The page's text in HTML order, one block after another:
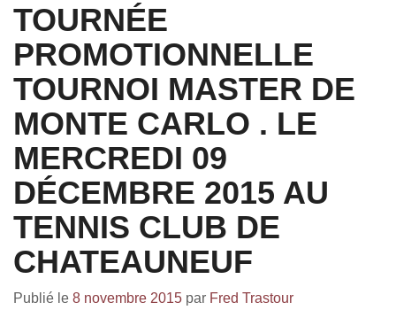
TOURNÉE
PROMOTIONNELLE
TOURNOI MASTER DE
MONTE CARLO . LE
MERCREDI 09
DÉCEMBRE 2015 AU
TENNIS CLUB DE
CHATEAUNEUF
Publié le 8 novembre 2015 par Fred Trastour